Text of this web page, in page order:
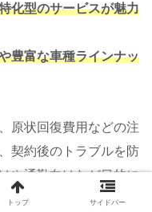
化型のサービスが魅力
豊富な車種ラインナッ
原状回復費用などの注
契約後のトラブルを防
や通勤向けなど目的に
フを実現するための大
トップ サイドバー